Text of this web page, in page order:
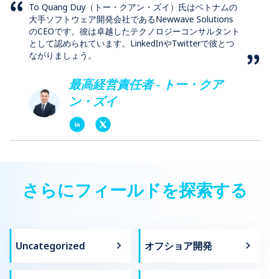
To Quang Duy（トー・クアン・ズイ）氏はベトナムの
大手ソフトウェア開発会社であるNewwave Solutions
のCEOです。彼は卓越したテクノロジーコンサルタント
として認められています。LinkedInやTwitterで彼とつ
ながりましょう。
最高経営責任者 - トー・クア
ン・ズイ
さらにフィールドを探索する
Uncategorized オフショア開発